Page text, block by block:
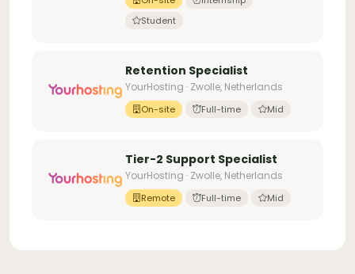
Student
Retention Specialist
YourHosting · Zwolle, Netherlands
On-site Full-time Mid
Tier-2 Support Specialist
YourHosting · Zwolle, Netherlands
Remote Full-time Mid